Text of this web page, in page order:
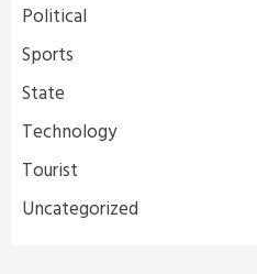
Political
Sports
State
Technology
Tourist
Uncategorized